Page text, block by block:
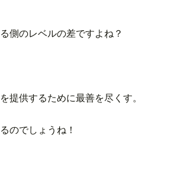
側のレベルの差ですよね？
提供するために最善を尽くす。
のでしょうね！